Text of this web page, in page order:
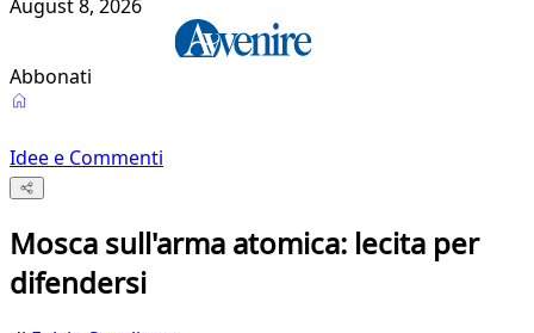
August 8, 2026
Abbonati
Idee e Commenti
Mosca sull'arma atomica: lecita per
difendersi